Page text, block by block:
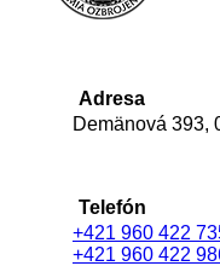
Adresa
Demänová 393,
Telefón
+421 960 422
+421 960 422